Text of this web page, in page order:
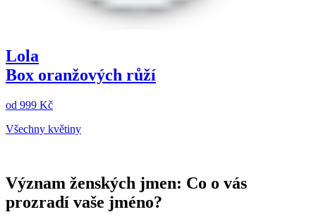
Lola
Box oranžových růží
od 999 Kč
Všechny květiny
Význam ženských jmen: Co o vás
prozradí vaše jméno?